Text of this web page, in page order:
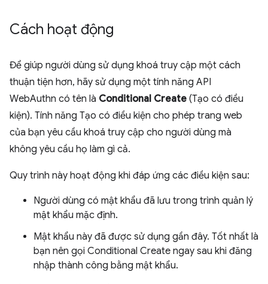
Cách hoạt động
Để giúp người dùng sử dụng khoá truy cập một cách
thuận tiện hơn, hãy sử dụng một tính năng API
WebAuthn có tên là Conditional Create (Tạo có điều
kiện). Tính năng Tạo có điều kiện cho phép trang web
của bạn yêu cầu khoá truy cập cho người dùng mà
không yêu cầu họ làm gì cả.
Quy trình này hoạt động khi đáp ứng các điều kiện sau:
Người dùng có mật khẩu đã lưu trong trình quản lý
mật khẩu mặc định.
Mật khẩu này đã được sử dụng gần đây. Tốt nhất là
bạn nên gọi Conditional Create ngay sau khi đăng
nhập thành công bằng mật khẩu.